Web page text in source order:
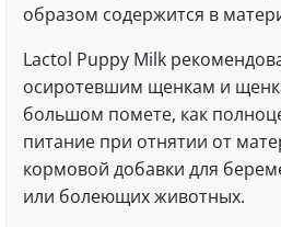
образом содержится в
Lactol Puppy Milk
осиротевшим щенкам и
большом помете, как
питание при отнятии от
кормовой добавки для
или болеющих животных.